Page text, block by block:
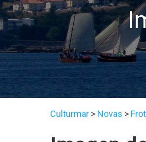
Culturmar > Novas >